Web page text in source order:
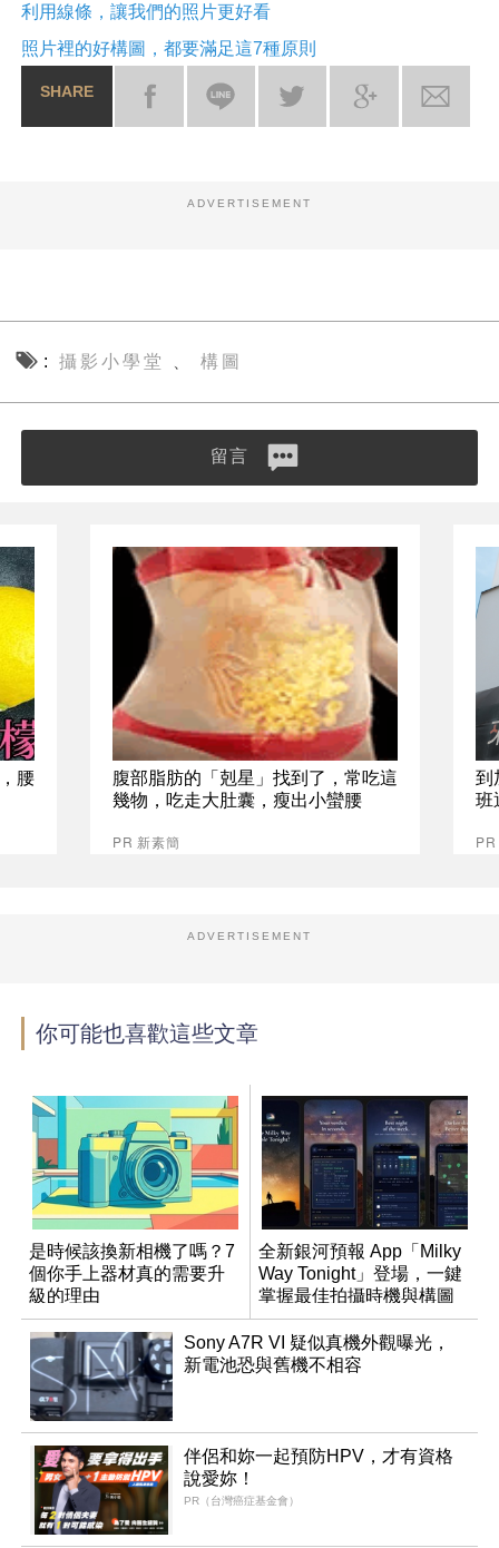
利用線條，讓我們的照片更好看
照片裡的好構圖，都要滿足這7種原則
SHARE
ADVERTISEMENT
攝影小學堂 、 構圖
留言
腰
腹部脂肪的「剋星」找到了，常吃這
幾物，吃走大肚囊，瘦出小蠻腰
PR 新素簡
到
班
ADVERTISEMENT
你可能也喜歡這些文章
是時候該換新相機了嗎？7
個你手上器材真的需要升
級的理由
全新銀河預報 App「Milky
Way Tonight」登場，一鍵
掌握最佳拍攝時機與構圖
Sony A7R VI 疑似真機外觀曝光，
新電池恐與舊機不相容
伴侶和妳一起預防HPV，才有資格
說愛妳！
PR（台灣癌症基金會）